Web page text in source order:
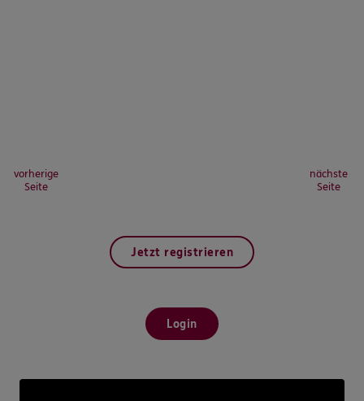
vorherige
Seite
nächste
Seite
Jetzt registrieren
Login